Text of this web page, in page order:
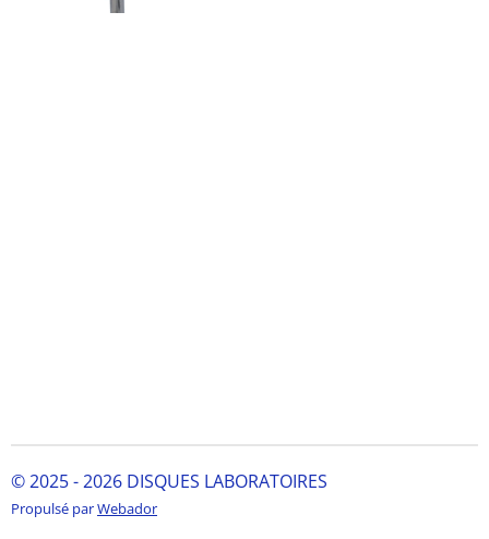
© 2025 - 2026 DISQUES LABORATOIRES
Propulsé parWebador